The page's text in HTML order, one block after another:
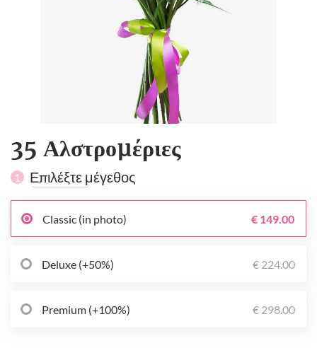
35 Αλστρομέριες
1 Επιλέξτε μέγεθος
Classic (in photo) € 149.00
Deluxe (+50%) € 224.00
Premium (+100%) € 298.00